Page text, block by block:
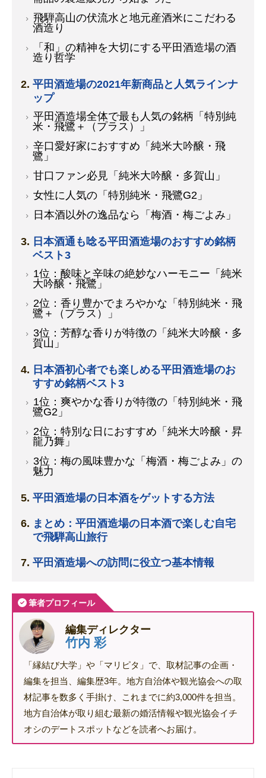
飛騨高山の伏流水と地元産酒米にこだわる
酒造り
「和」の精神を大切にする平田酒造場の酒
造り哲学
平田酒造場の2021年新商品と人気ラインナ
ップ
平田酒造場全体で最も人気の銘柄「特別純
米・飛鷺＋（プラス）」
辛口愛好家におすすめ「純米大吟醸・飛
鷺」
甘口ファン必見「純米大吟醸・多賀山」
女性に人気の「特別純米・飛鷺G2」
日本酒以外の逸品なら「梅酒・梅ごよみ」
日本酒通も唸る平田酒造場のおすすめ銘柄
ベスト3
1位：酸味と辛味の絶妙なハーモニー「純米
大吟醸・飛鷺」
2位：香り豊かでまろやかな「特別純米・飛
鷺＋（プラス）」
3位：芳醇な香りが特徴の「純米大吟醸・多
賀山」
日本酒初心者でも楽しめる平田酒造場のお
すすめ銘柄ベスト3
1位：爽やかな香りが特徴の「特別純米・飛
鷺G2」
2位：特別な日におすすめ「純米大吟醸・昇
龍乃舞」
3位：梅の風味豊かな「梅酒・梅ごよみ」の
魅力
平田酒造場の日本酒をゲットする方法
まとめ：平田酒造場の日本酒で楽しむ自宅
で飛騨高山旅行
平田酒造場への訪問に役立つ基本情報
筆者プロフィール
編集ディレクター
竹内 彩
「縁結び大学」や「マリピタ」で、取材記事の企画・
編集を担当、編集歴3年。地方自治体や観光協会への取
材記事を数多く手掛け、これまでに約3,000件を担当。
地方自治体が取り組む最新の婚活情報や観光協会イチ
オシのデートスポットなどを読者へお届け。